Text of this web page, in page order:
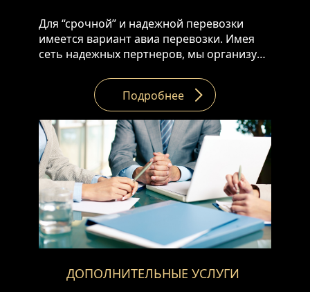
Для “срочной” и надежной перевозки
имеется вариант авиа перевозки. Имея
сеть надежных пертнеров, мы организуем
мира на Армению и в противоположном
направлении. • От двери до двери • С
аэропорта до аэропорта
Подробнее
ДОПОЛНИТЕЛЬНЫЕ УСЛУГИ